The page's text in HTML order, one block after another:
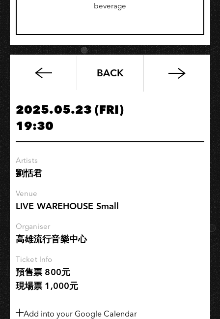
beverage
甜
翰
A
Plus
Tour
BACK
2025.05.23 (FRI)
19:30
Artists
劉恬君
Venue
LIVE WAREHOUSE Small
Organiser
高雄流行音樂中心
Ticket Info
預售票 800元
現場票 1,000元
Add into your Google Calendar